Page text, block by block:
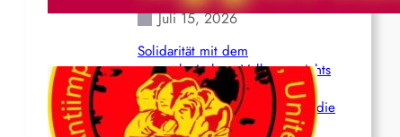
Juli 15, 2026
Solidarität mit dem
venezolanischem Volk angesichts
der verlorenen Leben und der
katastrophalen Situation durch die
Erdbeben des 24. Juni!